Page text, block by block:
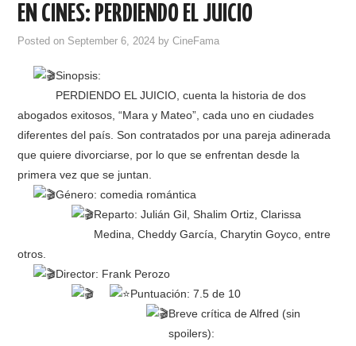
EN CINES
ESPAÑOL
EN CINES: PERDIENDO EL JUICIO
Posted on September 6, 2024 byCineFama
Sinopsis:
PERDIENDO EL JUICIO, cuenta la historia de dos
abogados exitosos, “Mara y Mateo”, cada uno en ciudades
diferentes del país. Son contratados por una pareja adinerada
que quiere divorciarse, por lo que se enfrentan desde la
primera vez que se juntan.
Género: comedia romántica
Reparto: Julián Gil, Shalim Ortiz, Clarissa
Medina, Cheddy García, Charytin Goyco, entre
otros.
Director: Frank Perozo
Puntuación: 7.5 de 10
Breve crítica de Alfred (sin
spoilers):